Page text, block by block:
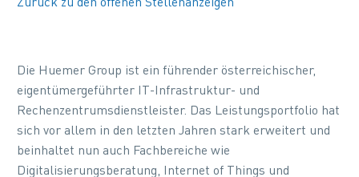
Die Huemer Group ist ein führender österreichischer,
eigentümergeführter IT-Infrastruktur- und
Rechenzentrumsdienstleister. Das Leistungsportfolio hat
sich vor allem in den letzten Jahren stark erweitert und
beinhaltet nun auch Fachbereiche wie
Digitalisierungsberatung, Internet of Things und